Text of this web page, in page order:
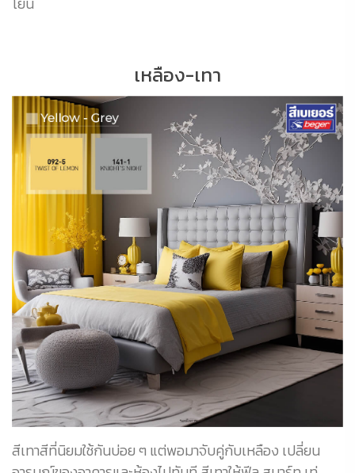
เหลือง-เทา
สีเทาสีที่นิยมใช้กันบ่อย ๆ แต่พอมาจับคู่กับเหลือง เปลี่ยน